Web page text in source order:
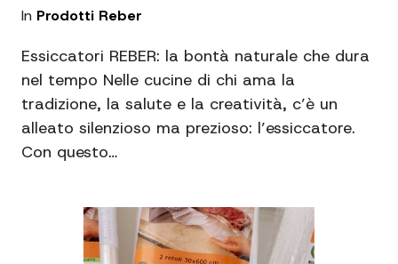
In Prodotti Reber
Essiccatori REBER: la bontà naturale che dura
nel tempo Nelle cucine di chi ama la
tradizione, la salute e la creatività, c’è un
alleato silenzioso ma prezioso: l’essiccatore.
Con questo…